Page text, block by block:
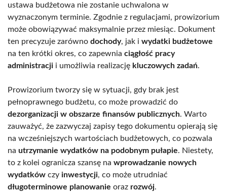
ustawa budżetowa nie zostanie uchwalona w
wyznaczonym terminie. Zgodnie z regulacjami, prowizorium
może obowiązywać maksymalnie przez miesiąc. Dokument
ten precyzuje zarówno dochody, jak i wydatki budżetowe
na ten krótki okres, co zapewnia ciągłość pracy
administracji i umożliwia realizację kluczowych zadań.
Prowizorium tworzy się w sytuacji, gdy brak jest
pełnoprawnego budżetu, co może prowadzić do
dezorganizacji w obszarze finansów publicznych. Warto
zauważyć, że zazwyczaj zapisy tego dokumentu opierają się
na wcześniejszych wartościach budżetowych, co pozwala
na utrzymanie wydatków na podobnym pułapie. Niestety,
to z kolei ogranicza szansę na wprowadzanie nowych
wydatków czy inwestycji, co może utrudniać
długoterminowe planowanie oraz rozwój.